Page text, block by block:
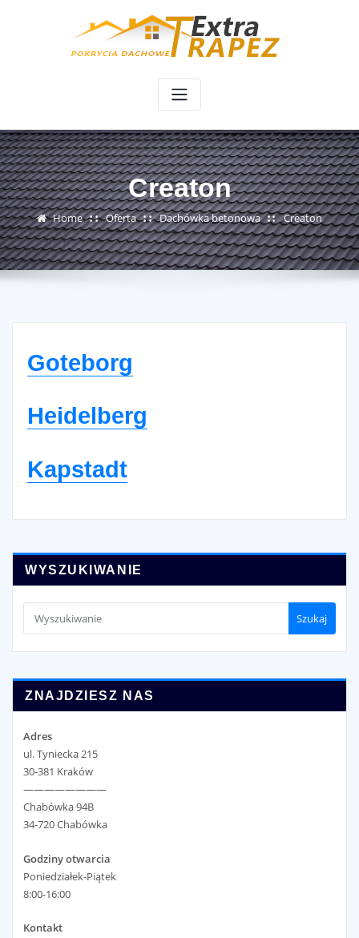
Creaton
Home Oferta Dachówka betonowa Creaton
Goteborg
Heidelberg
Kapstadt
WYSZUKIWANIE
Szukaj
ZNAJDZIESZ NAS
Adres
ul. Tyniecka 215
30-381 Kraków
————————
Chabówka 94B
34-720 Chabówka
Godziny otwarcia
Poniedziałek-Piątek
8:00-16:00
Kontakt